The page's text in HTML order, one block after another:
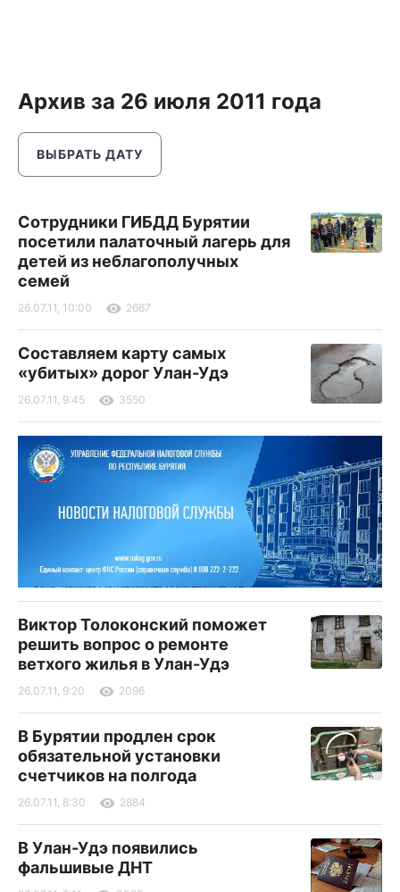
Архив за 26 июля 2011 года
ВЫБРАТЬ ДАТУ
Сотрудники ГИБДД Бурятии
посетили палаточный лагерь для
детей из неблагополучных
семей
26.07.11, 10:00 2667
Составляем карту самых
«убитых» дорог Улан-Удэ
26.07.11, 9:45 3550
Виктор Толоконский поможет
решить вопрос о ремонте
ветхого жилья в Улан-Удэ
26.07.11, 9:20 2096
В Бурятии продлен срок
обязательной установки
счетчиков на полгода
26.07.11, 8:30 2884
В Улан-Удэ появились
фальшивые ДНТ